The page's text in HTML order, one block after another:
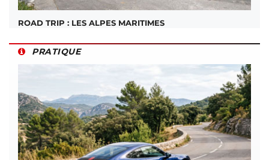
ROAD TRIP : LES ALPES MARITIMES
PRATIQUE